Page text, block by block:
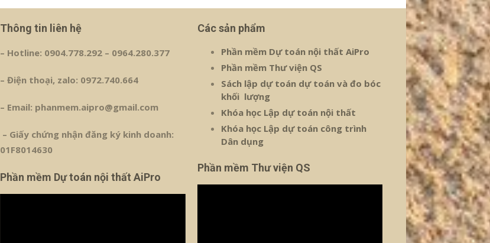
Thông tin liên hệ
– Hotline: 0904.778.292 – 0964.280.377
– Điện thoại, zalo: 0972.740.664
– Email: phanmem.aipro@gmail.com
– Giấy chứng nhận đăng ký kinh doanh:
01F8014630
Phần mềm Dự toán nội thất AiPro
Các sản phẩm
Phần mềm Dự toán nội thất AiPro
Phần mềm Thư viện QS
Sách lập dự toán dự toán và đo bóc
khối lượng
Khóa học Lập dự toán nội thất
Khóa học Lập dự toán công trình
Dân dụng
Phần mềm Thư viện QS